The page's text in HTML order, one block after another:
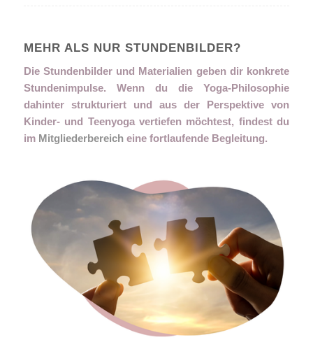
MEHR ALS NUR STUNDENBILDER?
Die Stundenbilder und Materialien geben dir konkrete
Stundenimpulse. Wenn du die Yoga-Philosophie
dahinter strukturiert und aus der Perspektive von
Kinder- und Teenyoga vertiefen möchtest, findest du
im Mitgliederbereicheine fortlaufende Begleitung.